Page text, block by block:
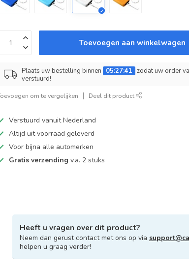
Toevoegen aan winkelwagen
Plaats uw bestelling binnen 05:27:40 zodat uw order
verstuurd!
om te vergelijken Deel dit product
Verstuurd vanuit Nederland
Altijd uit voorraad geleverd
Voor bijna alle automerken
Gratis verzending v.a. 2 stuks
Heeft u vragen over dit product?
Neem dan gerust contact met ons op via
helpen u graag verder!